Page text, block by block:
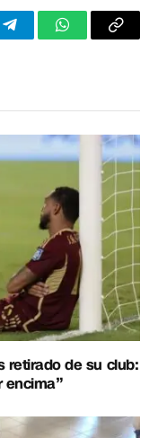
TelegramWhatsApp
retirado de su club:
encima”